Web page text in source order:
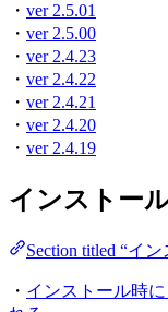
・ ver 2.5.01
・ ver 2.5.00
・ ver 2.4.23
・ ver 2.4.22
・ ver 2.4.21
・ ver 2.4.20
・ ver 2.4.19
インストー
Section titled “イ
・ インストール時